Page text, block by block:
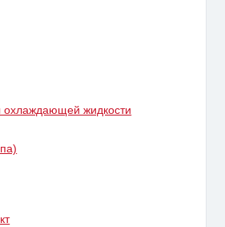
охлаждающей жидкости